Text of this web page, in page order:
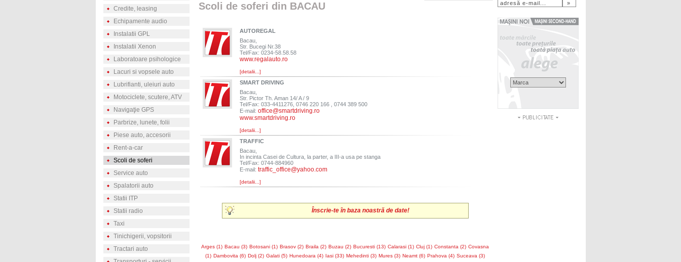
Credite, leasing
Echipamente audio
Instalatii GPL
Instalatii Xenon
Laboratoare psihologice
Lacuri si vopsele auto
Lubrifianti, uleiuri auto
Motociclete, scutere, ATV
Navigaţie GPS
Parbrize, lunete, folii
Piese auto, accesorii
Rent-a-car
Scoli de soferi
Service auto
Spalatorii auto
Statii ITP
Statii radio
Taxi
Tinichigerii, vopsitorii
Tractari auto
Scoli de soferi din BACAU
AUTOREGAL
Bacau,
Str. Bucegi Nr.38
Tel/Fax: 0234-58.58.58
www.regalauto.ro
[detalii...]
SMART DRIVING
Bacau,
Str. Pictor Th. Aman 14/ A / 9
Tel/Fax: 033-4411276, 0746 220 166 , 0744 389 500
E-mail: office@smartdriving.ro
www.smartdriving.ro
[detalii...]
TRAFFIC
Bacau,
In incinta Casei de Cultura, la parter, a III-a usa pe stanga
Tel/Fax: 0744-884960
E-mail: traffic_office@yahoo.com
[detalii...]
Înscrie-te în baza noastră de date!
Arges (1) Bacau (3) Botosani (1) Brasov (2) Braila (2) Buzau (2) Bucuresti (13) Calarasi (1) Cluj (1) Constanta (2) Covasna
(1) Dambovita (6) Dolj (2) Galati (5) Hunedoara (4) Iasi (33) Mehedinti (3) Mures (3) Neamt (6) Prahova (4) Suceava (3)